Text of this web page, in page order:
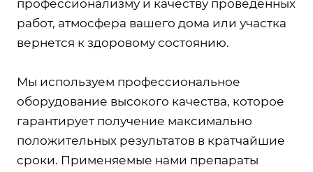
профессионализму и качеству проведенных
работ, атмосфера вашего дома или участка
вернется к здоровому состоянию.
Мы используем профессиональное
оборудование высокого качества, которое
гарантирует получение максимально
положительных результатов в кратчайшие
сроки. Применяемые нами препараты